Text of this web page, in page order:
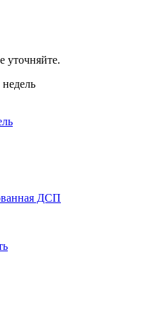
уточняйте.
ДСП